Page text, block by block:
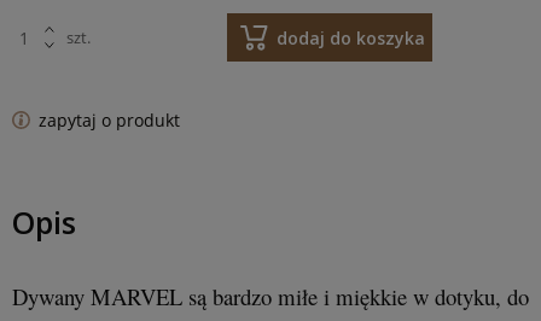
szt. dodaj do koszyka
zapytaj o produkt
Opis
Dywany MARVEL są bardzo miłe i miękkie w dotyku, do